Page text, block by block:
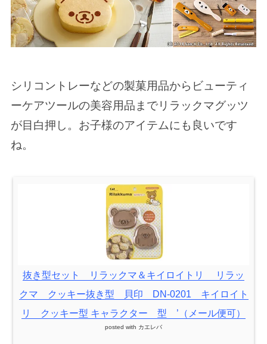
シリコントレーなどの製菓用品からビューティ
ーケアツールの美容用品までリラックマグッツ
が目白押し。お子様のアイテムにも良いです
ね。
抜き型セット リラックマ＆キイロイトリ リラッ
クマ クッキー抜き型 貝印 DN-0201 キイロイト
リ クッキー型 キャラクター 型 ’（メール便可）
posted with カエレバ